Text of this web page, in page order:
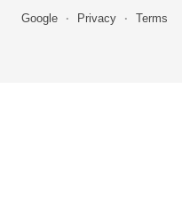
Google Privacy Terms